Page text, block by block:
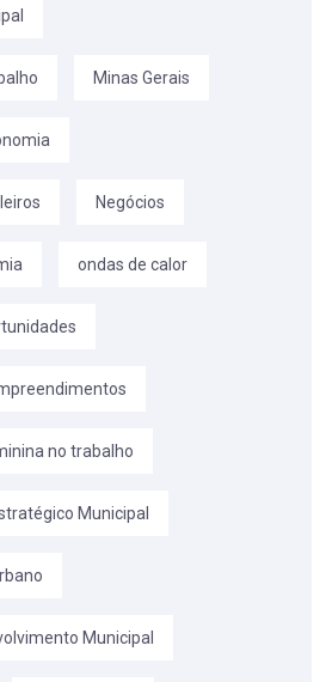
Minas Gerais
Negócios
ondas de calor
no trabalho
Municipal
Municipal